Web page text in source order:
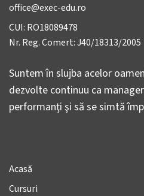
office@exec-edu.ro
CUI: RO18089478
Nr. Reg. Comert: J40/18313/2005
Suntem în slujba acelor
dezvolte continuu ca
performanţi şi să se simtă
Acasă
Cursuri